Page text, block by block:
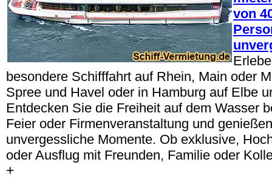
von
besondere Schifffahrt auf Rhein, Main oder
Spree und Havel oder in Hamburg auf Elbe
Entdecken Sie die Freiheit auf dem Wasser
Feier oder Firmenveranstaltung und
unvergessliche Momente. Ob exklusive,
oder Ausflug mit Freunden, Familie oder
+